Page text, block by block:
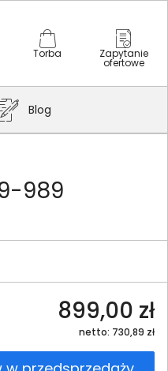
Torba Zapytanie
ofertowe
Blog
989
899,00 zł
netto: 730,89 zł